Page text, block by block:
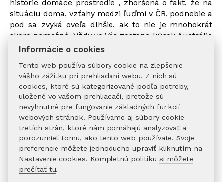
histórie domáce prostredie , zhoršená o fakt, že na
situáciu doma, vzťahy medzi ľuďmi v ČR, podnebie a
pod sa zvyká oveľa dlhšie, ak to nie je mnohokrát
skoro nemožné. Vždy vo Vás zostane kúsok Austrálie
a neminie deň, kedy by ste si ten čriepok v pamäti
pracovného procesu skončilo neúspechom. Začal
som teda po austrálskom vzore: „Od domu k domu,
daj nohu do dverí“, obchádzať školy a agentúry
zaoberajúce sa prekladmi a výukou anglického
jazyka. Nikde ma nechceli, nikde o mňa nestáli.
„Nemáte VŠ a roky praxe a vy chcete učiť praktickú
angličtinu? „bolo najčastejšie otázkou a odpoveďou.
Ako prekvapujúce bolo následne zistenie, že na
prevádzkovanie týchto činností v rámci
živnostenského oprávnenia nie je nutné tieto
podmienky spĺňať.
Informácie o cookies
Tento web používa súbory cookie na zlepšenie
vášho zážitku pri prehliadaní webu. Z nich sú
cookies, ktoré sú kategorizované podľa potreby,
uložené vo vašom prehliadači, pretože sú
nevyhnutné pre fungovanie základných funkcií
webových stránok. Používame aj súbory cookie
tretích strán, ktoré nám pomáhajú analyzovať a
porozumieť tomu, ako tento web používate. Svoje
preferencie môžete jednoducho upraviť kliknutím na
Nastavenie cookies. Kompletnú politikusi môžete
prečítať tu.